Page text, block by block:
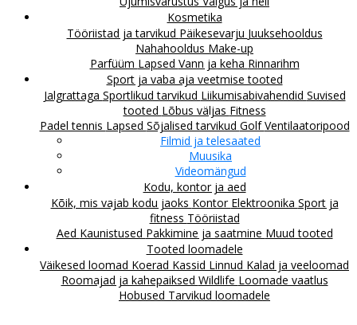
Kosmetika
Tööriistad ja tarvikud Päikesevarju Juuksehooldus
Nahahooldus Make-up
Parfüüm Lapsed Vann ja keha Rinnarihm
Sport ja vaba aja veetmise tooted
Jalgrattaga Sportlikud tarvikud Liikumisabivahendid Suvised
tooted Lõbus väljas Fitness
Padel tennis Lapsed Sõjalised tarvikud GolfVentilaatoripood
Filmid ja telesaated
Muusika
Videomängud
Kodu, kontor ja aed
Kõik, mis vajab kodu jaoks Kontor Elektroonika Sport ja
fitness Tööriistad
Aed Kaunistused Pakkimine ja saatmine Muud tooted
Tooted loomadele
Väikesed loomad Koerad Kassid Linnud Kalad ja veeloomad
Roomajad ja kahepaiksed Wildlife Loomade vaatlus
Hobused Tarvikud loomadele